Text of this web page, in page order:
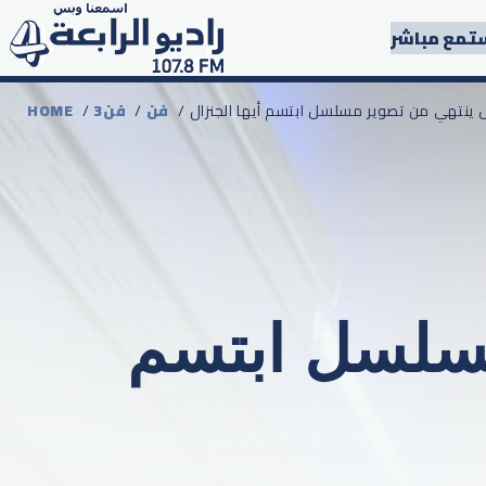
مباشر
HOME / 3فن / فن ينتهي من تصوير مسلسل ابتسم أيها الجنزال
ابتسم